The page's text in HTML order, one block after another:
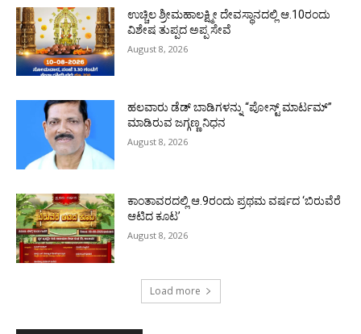
ಉಚ್ಚಿಲ ಶ್ರೀಮಹಾಲಕ್ಷ್ಮೀ ದೇವಸ್ಥಾನದಲ್ಲಿ ಆ.10ರಂದು
ವಿಶೇಷ ತುಪ್ಪದ ಅಪ್ಪ ಸೇವೆ
August 8, 2026
ಹಲವಾರು ಡೆಡ್ ಬಾಡಿಗಳನ್ನು “ಪೋಸ್ಟ್ ಮಾರ್ಟಮ್”
ಮಾಡಿರುವ ಜಗ್ಗಣ್ಣ ನಿಧನ
August 8, 2026
ಕಾಂತಾವರದಲ್ಲಿ ಆ.9ರಂದು ಪ್ರಥಮ ವರ್ಷದ ‘ಬಿರುವೆರೆ
ಆಟಿದ ಕೂಟ’
August 8, 2026
Load more